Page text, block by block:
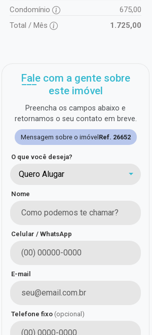
Condomínio
675,00
Total / Mês
1.725,00
Fale com a gente sobre
este imóvel
Preencha os campos abaixo e
retornamos o seu contato em breve.
Mensagem sobre o imóvel Ref. 26652
O que você deseja?
Quero Alugar
Nome
Celular / WhatsApp
E-mail
Telefone fixo (opcional)